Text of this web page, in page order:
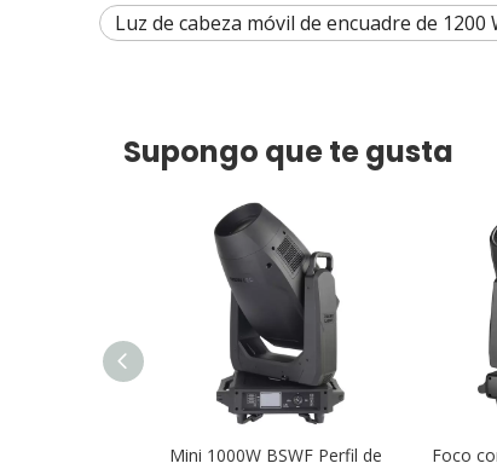
Luz de cabeza móvil de encuadre de 1200
Supongo que te gusta
Mini 1000W BSWF Perfil de
Foco